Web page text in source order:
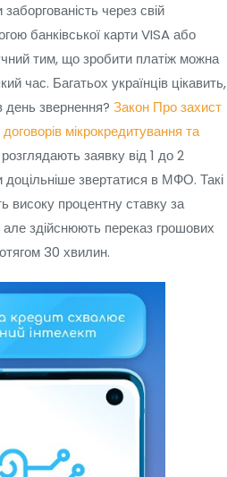
через свій
банківської карти VISA або
тим, що зробити платіж можна
час. Багатьох українців цікавить,
звернення? Закон Про захист
мікрокредитування та
заявку від 1 до 2
доцільніше звертатися в МФО. Такі
високу процентну ставку за
здійснюють переказ грошових
30 хвилин.